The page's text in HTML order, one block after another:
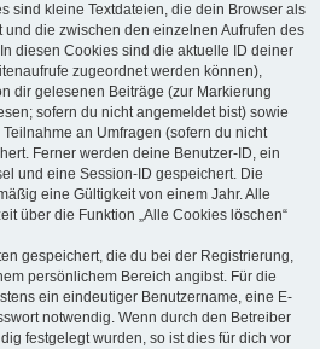
sind kleine Textdateien, die dein Browser als
die zwischen den einzelnen Aufrufen des
diesen Cookies sind die aktuelle ID deiner
zugeordnet werden können),
dir gelesenen Beiträge (zur Markierung
sofern du nicht angemeldet bist) sowie
an Umfragen (sofern du nicht
Ferner werden deine Benutzer-ID, ein
und eine Session-ID gespeichert. Die
eine Gültigkeit von einem Jahr. Alle
über die Funktion „Alle Cookies löschen“
gespeichert, die du bei der Registrierung,
persönlichem Bereich angibst. Für die
ein eindeutiger Benutzername, eine E-
notwendig. Wenn durch den Betreiber
festgelegt wurden, so ist dies für dich vor